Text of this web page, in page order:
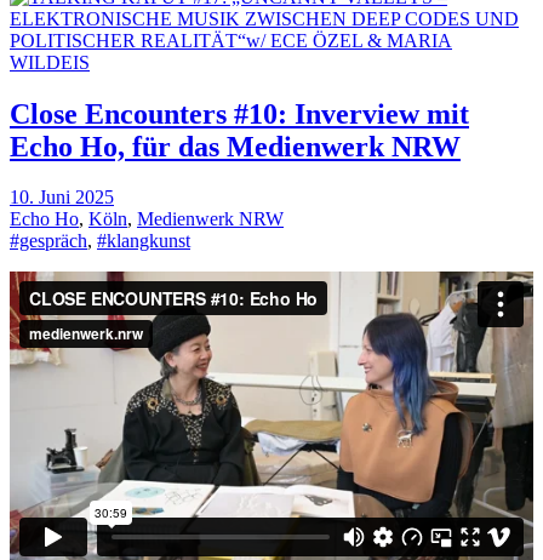
Close Encounters #10: Inverview mit
Echo Ho, für das Medienwerk NRW
10. Juni 2025
Echo Ho, Köln, Medienwerk NRW
#gespräch, #klangkunst